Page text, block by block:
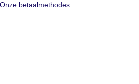
Onze betaalmethodes